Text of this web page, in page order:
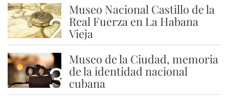
2
Museo Nacional Castillo de la
Real Fuerza en La Habana
Vieja
3
Museo de la Ciudad, memoria
de la identidad nacional
cubana